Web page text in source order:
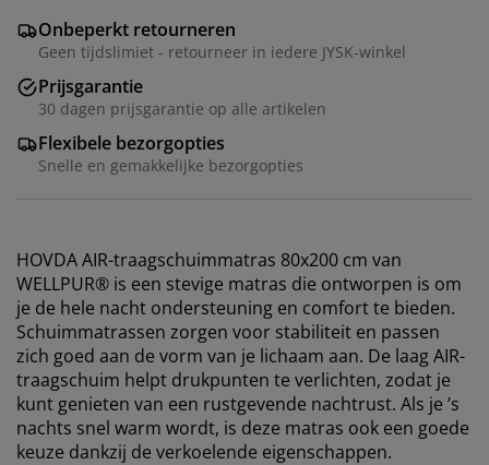
Onbeperkt retourneren
Geen tijdslimiet - retourneer in iedere JYSK-winkel
Prijsgarantie
30 dagen prijsgarantie op alle artikelen
Flexibele bezorgopties
Snelle en gemakkelijke bezorgopties
HOVDA AIR-traagschuimmatras 80x200 cm van
WELLPUR® is een stevige matras die ontworpen is om
je de hele nacht ondersteuning en comfort te bieden.
Schuimmatrassen zorgen voor stabiliteit en passen
zich goed aan de vorm van je lichaam aan. De laag AIR-
traagschuim helpt drukpunten te verlichten, zodat je
kunt genieten van een rustgevende nachtrust. Als je ’s
nachts snel warm wordt, is deze matras ook een goede
keuze dankzij de verkoelende eigenschappen.